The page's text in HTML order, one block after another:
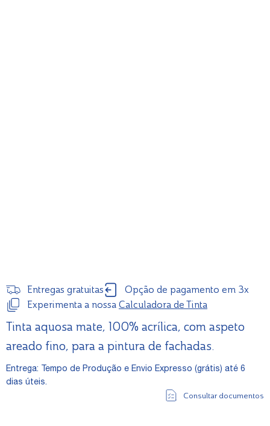
Entregas gratuitas
Opção de pagamento em 3x
Experimenta a nossa Calculadora de Tinta
Tinta aquosa mate, 100% acrílica, com aspeto
areado fino, para a pintura de fachadas.
Entrega: Tempo de Produção e Envio Expresso (grátis) até 6
dias úteis.
Consultar documentos